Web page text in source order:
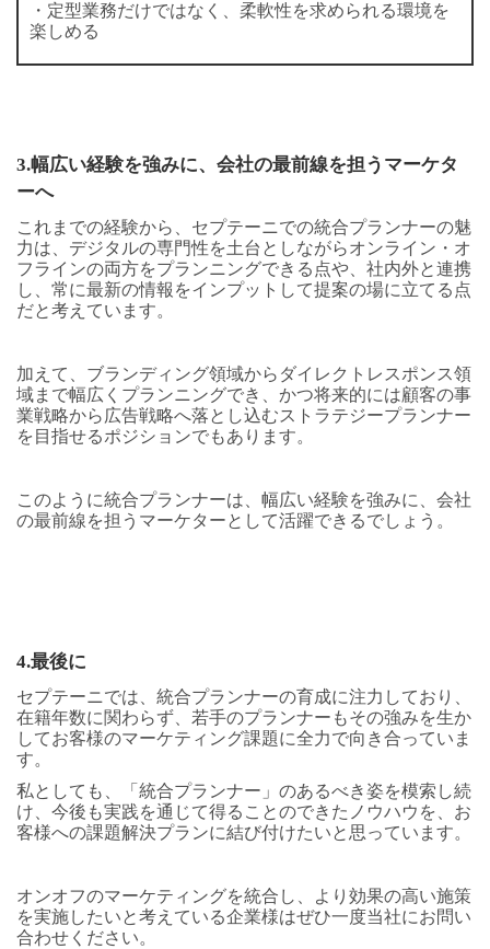
・定型業務だけではなく、柔軟性を求められる環境を
楽しめる
3.幅広い経験を強みに、会社の最前線を担うマーケタ
ーへ
これまでの経験から、セプテーニでの統合プランナーの魅
力は、デジタルの専門性を土台としながらオンライン・オ
フラインの両方をプランニングできる点や、社内外と連携
し、常に最新の情報をインプットして提案の場に立てる点
だと考えています。
加えて、ブランディング領域からダイレクトレスポンス領
域まで幅広くプランニングでき、かつ将来的には顧客の事
業戦略から広告戦略へ落とし込むストラテジープランナー
を目指せるポジションでもあります。
このように統合プランナーは、幅広い経験を強みに、会社
の最前線を担うマーケターとして活躍できるでしょう。
4.最後に
セプテーニでは、統合プランナーの育成に注力しており、
在籍年数に関わらず、若手のプランナーもその強みを生か
してお客様のマーケティング課題に全力で向き合っていま
す。
私としても、「統合プランナー」のあるべき姿を模索し続
け、今後も実践を通じて得ることのできたノウハウを、お
客様への課題解決プランに結び付けたいと思っています。
オンオフのマーケティングを統合し、より効果の高い施策
を実施したいと考えている企業様はぜひ一度当社にお問い
合わせください。